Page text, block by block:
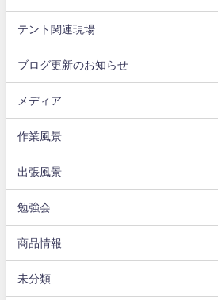
テント関連現場
ブログ更新のお知らせ
メディア
作業風景
出張風景
勉強会
商品情報
未分類